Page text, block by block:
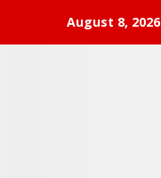
August 8, 2026